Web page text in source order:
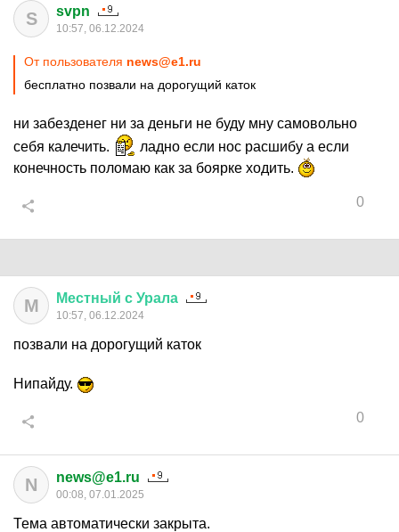
S svpn
10:57, 06.12.2024
От пользователя news@e1.ru
бесплатно позвали на дорогущий каток
ни забезденег ни за деньги не буду мну самовольно
себя калечить.
ладно если нос расшибу а если
конечность поломаю как за боярке ходить.
0
М Местный с Урала
10:57, 06.12.2024
позвали на дорогущий каток
Нипайду.
0
N news@e1.ru
00:08, 07.01.2025
Тема автоматически закрыта.